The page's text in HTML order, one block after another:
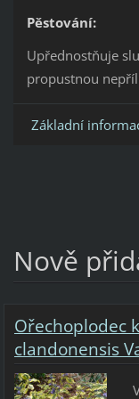
Pěstování:
Upřednostňuje
propustnou
Základní
Nově
Ořechoplodec
clandonensis